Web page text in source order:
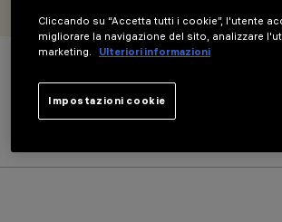
Cliccando su “Accetta tutti i cookie”, l'utente
migliorare la navigazione del sito, analizzare
marketing.
Ulteriori informazioni
Impostazioni cookie